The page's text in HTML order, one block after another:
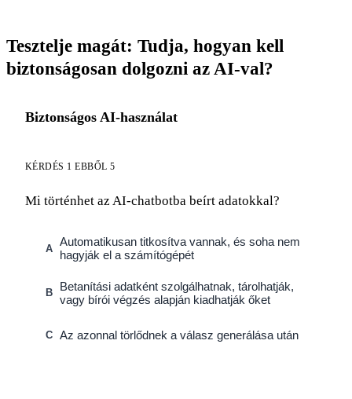
Tesztelje magát: Tudja, hogyan kell
biztonságosan dolgozni az AI-val?
Biztonságos AI-használat
KÉRDÉS 1 EBBŐL 5
Mi történhet az AI-chatbotba beírt adatokkal?
A
Automatikusan titkosítva vannak, és soha nem
hagyják el a számítógépét
B
Betanítási adatként szolgálhatnak, tárolhatják,
vagy bírói végzés alapján kiadhatják őket
C Az azonnal törlődnek a válasz generálása után